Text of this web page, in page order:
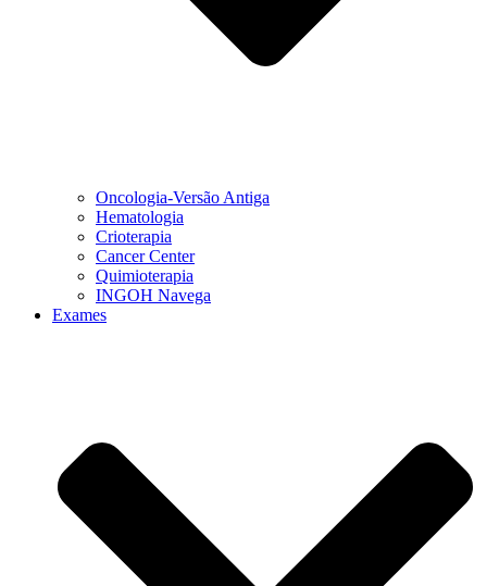
Oncologia-Versão Antiga
Hematologia
Crioterapia
Cancer Center
Quimioterapia
INGOH Navega
Exames